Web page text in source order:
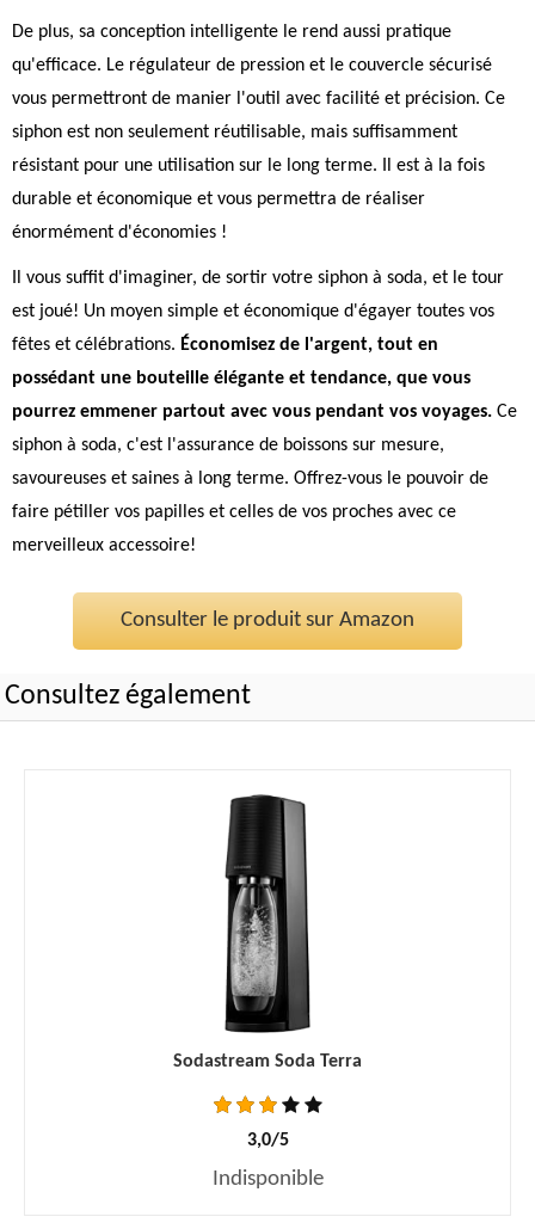
De plus, sa conception intelligente le rend aussi pratique
qu'efficace. Le régulateur de pression et le couvercle sécurisé
vous permettront de manier l'outil avec facilité et précision. Ce
siphon est non seulement réutilisable, mais suffisamment
résistant pour une utilisation sur le long terme. Il est à la fois
durable et économique et vous permettra de réaliser
énormément d'économies !
Il vous suffit d'imaginer, de sortir votre siphon à soda, et le tour
est joué! Un moyen simple et économique d'égayer toutes vos
fêtes et célébrations. Économisez de l'argent, tout en
possédant une bouteille élégante et tendance, que vous
pourrez emmener partout avec vous pendant vos voyages. Ce
siphon à soda, c'est l'assurance de boissons sur mesure,
savoureuses et saines à long terme. Offrez-vous le pouvoir de
faire pétiller vos papilles et celles de vos proches avec ce
merveilleux accessoire!
Consulter le produit sur Amazon
Consultez également
Sodastream Soda Terra
3,0/5
Indisponible